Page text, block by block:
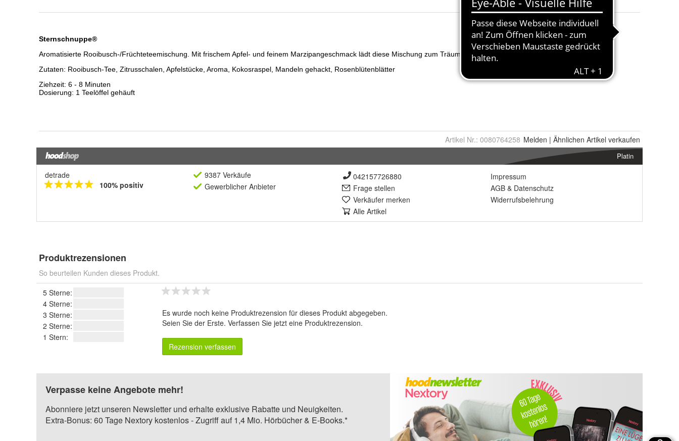
Artikel Nr.: 0080764258 Melden | Ähnlichen Artikel verkaufen
Platin
detrade
100% positiv
9387 Verkäufe
Gewerblicher Anbieter
042157726880
Frage stellen
Verkäufer merken
Alle Artikel
Impressum
AGB & Datenschutz
Widerrufsbelehrung
Produktrezensionen
So beurteilen Kunden dieses Produkt.
5 Sterne:
4 Sterne:
3 Sterne:
2 Sterne:
1 Stern:
Es wurde noch keine Produktrezension für dieses Produkt abgegeben.
Seien Sie der Erste. Verfassen Sie jetzt eine Produktrezension.
Rezension verfassen
Verpasse keine Angebote mehr!
Abonniere jetzt unseren Newsletter und erhalte exklusive Rabatte und Neuigkeiten.
Extra-Bonus: 60 Tage Nextory kostenlos - Zugriff auf 1,4 Mio. Hörbücher & E-Books.*